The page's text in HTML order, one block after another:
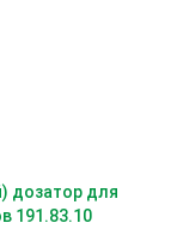
дозатор для
191.83.10